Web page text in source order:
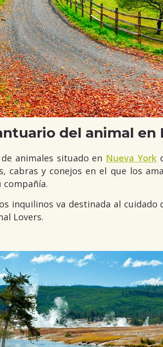
del animal en
animales situado en Nueva York
cabras y conejos en el que los
compañía.
inquilinos va destinada al
Lovers.